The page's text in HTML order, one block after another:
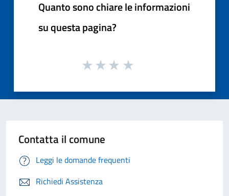
Quanto sono chiare le informazioni
su questa pagina?
Contatta il comune
Leggi le domande frequenti
Richiedi Assistenza